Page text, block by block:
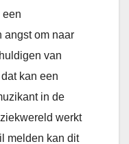
een
angst om naar
van
kan een
in de
werkt
melden kan dit